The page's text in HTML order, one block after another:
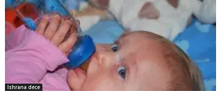
Ishrana dece